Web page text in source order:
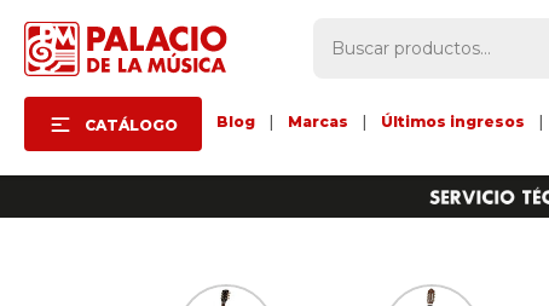
CATÁLOGO Blog Marcas Últimos ingresos